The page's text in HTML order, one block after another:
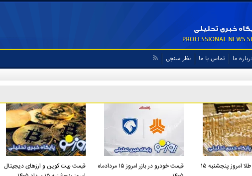
ما تماس با ما نظر سنجی
قیمت سکه و طلا امروز پنجشنبه ۱۵
قیمت خودرو در بازر امروز ۱۵ مردادماه
قیمت بیت کوین و ارز‌های دیجیتال